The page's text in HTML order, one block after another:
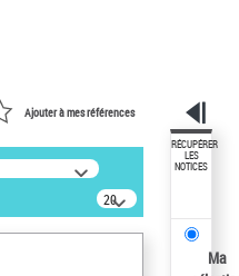
Ajouter à mes références
20
résultats/page
RÉCUPÉRER
LES
NOTICES
Ma